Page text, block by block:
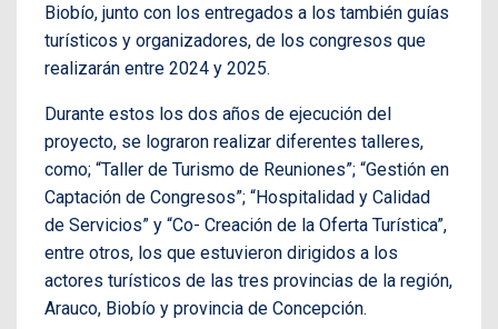
Biobío, junto con los entregados a los también guías
turísticos y organizadores, de los congresos que
realizarán entre 2024 y 2025.
Durante estos los dos años de ejecución del
proyecto, se lograron realizar diferentes talleres,
como; “Taller de Turismo de Reuniones”; “Gestión en
Captación de Congresos”; “Hospitalidad y Calidad
de Servicios” y “Co- Creación de la Oferta Turística”,
entre otros, los que estuvieron dirigidos a los
actores turísticos de las tres provincias de la región,
Arauco, Biobío y provincia de Concepción.